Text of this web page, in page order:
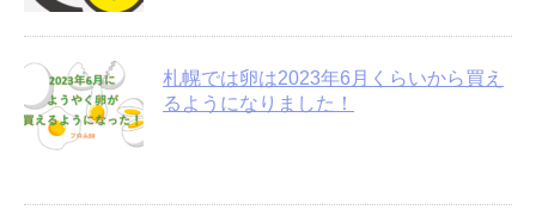
札幌では卵は2023年6月くらいから買え
るようになりました！